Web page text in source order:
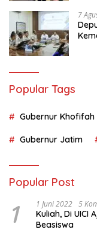
7
Popular Tags
Gubernur Khofifah
Gubernur Jatim
Popular Post
1 1 Juni 2022 5
Kuliah, Di UICI
Beasiswa